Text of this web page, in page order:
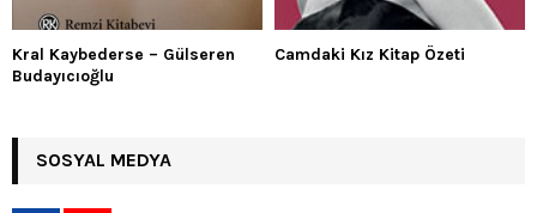
Kral Kaybederse – Gülseren
Budayıcıoğlu
Camdaki Kız Kitap Özeti
SOSYAL MEDYA